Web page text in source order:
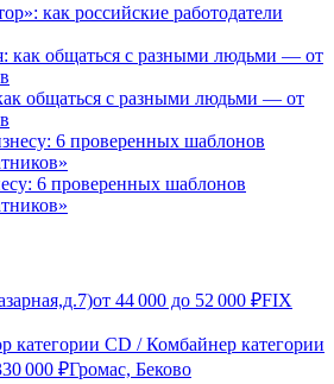
как российские работодатели
общаться с разными людьми — от
6 проверенных шаблонов
от 44 000 до 52 000 ₽FIX
категории CD / Комбайнер категории
000 ₽Громас, Беково